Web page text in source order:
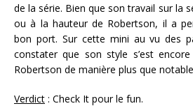
de la série. Bien que son travail sur la
ou à la hauteur de Robertson, il a
bon port. Sur cette mini au vu des
constater que son style s’est
Robertson de manière plus que
Verdict : Check It pour le fun.